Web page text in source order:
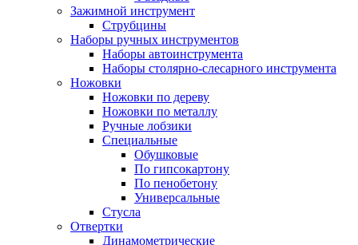
Зажимной инструмент
Струбцины
Наборы ручных инструментов
Наборы автоинструмента
Наборы столярно-слесарного инструмента
Ножовки
Ножовки по дереву
Ножовки по металлу
Ручные лобзики
Специальные
Обушковые
По гипсокартону
По пенобетону
Универсальные
Стусла
Отвертки
Динамометрические